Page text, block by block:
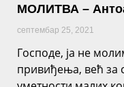
МОЛИТВА –
септембар 25, 2021
Господе, ја не
привиђења, већ за